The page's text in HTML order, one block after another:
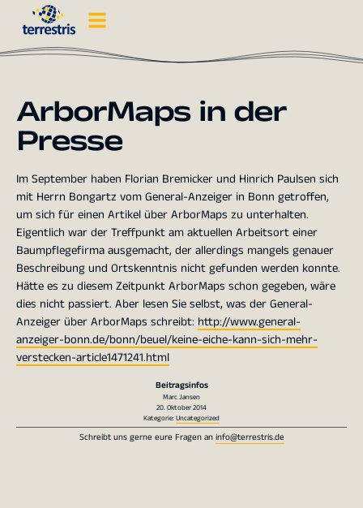
ArborMaps in der
Presse
Im September haben Florian Bremicker und Hinrich Paulsen sich
mit Herrn Bongartz vom General-Anzeiger in Bonn getroffen,
um sich für einen Artikel über ArborMaps zu unterhalten.
Eigentlich war der Treffpunkt am aktuellen Arbeitsort einer
Baumpflegefirma ausgemacht, der allerdings mangels genauer
Beschreibung und Ortskenntnis nicht gefunden werden konnte.
Hätte es zu diesem Zeitpunkt ArborMaps schon gegeben, wäre
dies nicht passiert. Aber lesen Sie selbst, was der General-
Anzeiger über ArborMaps schreibt: http://www.general-
anzeiger-bonn.de/bonn/beuel/keine-eiche-kann-sich-mehr-
verstecken-article1471241.html
Beitragsinfos
Marc Jansen
20. Oktober 2014
Kategorie:Uncategorized
Schreibt uns gerne eure Fragen aninfo@terrestris.de